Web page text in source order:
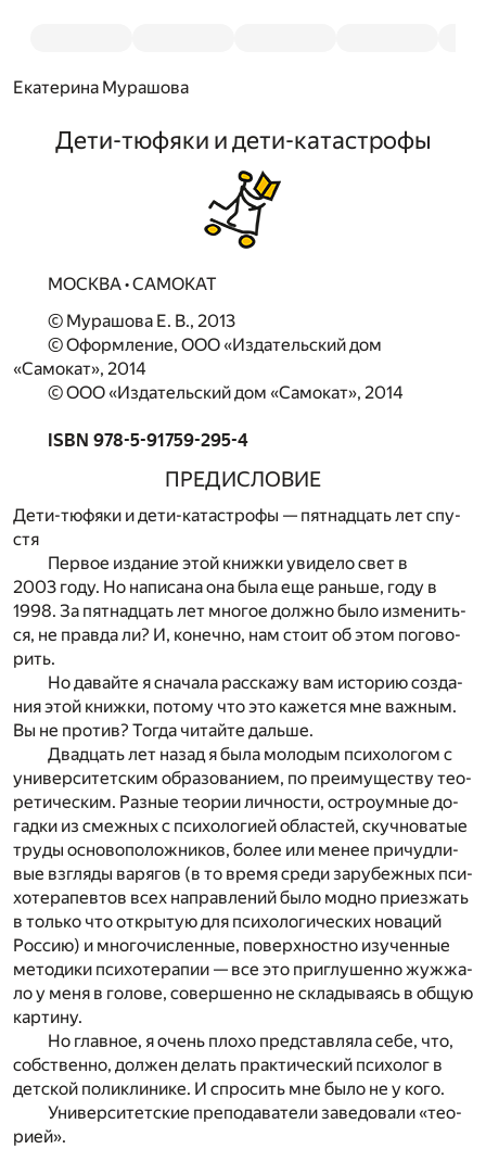
Екатерина Мурашова
Дети-тюфяки и дети-катастрофы
МОСКВА • САМОКАТ
© Мурашова Е. В., 2013
© Оформление, ООО «Издательский дом
«Самокат», 2014
© ООО «Издательский дом «Самокат», 2014
ISBN 978-5-91759-295-4
ПРЕ­ДИ­СЛО­ВИЕ
Дети-тю­фя­ки и дети-ка­та­стро­фы — пят­на­дцать лет спу­
стя
Пер­вое из­да­ние этой книж­ки уви­де­ло свет в
2003 году. Но на­пи­са­на она была еще рань­ше, году в
1998. За пят­на­дцать лет мно­гое долж­но было из­ме­нить­
ся, не прав­да ли? И, ко­неч­но, нам сто­ит об этом по­го­во­
рить.
Но да­вай­те я сна­ча­ла рас­ска­жу вам ис­то­рию со­зда­
ния этой книж­ки, по­то­му что это ка­жет­ся мне важ­ным.
Вы не про­тив? То­гда чи­тай­те даль­ше.
Два­дцать лет на­зад я была мо­ло­дым пси­хо­ло­гом с
уни­вер­си­тет­ским об­ра­зо­ва­ни­ем, по пре­иму­ще­ству те­о­
ре­ти­че­ским. Раз­ные те­о­рии лич­но­сти, остро­ум­ные до­
гад­ки из смеж­ных с пси­хо­ло­ги­ей об­ла­стей, скуч­но­ва­тые
тру­ды осно­во­по­лож­ни­ков, бо­лее или ме­нее при­чуд­ли­
вые взгля­ды ва­ря­гов (в то вре­мя сре­ди за­ру­беж­ных пси­
хо­те­ра­пев­тов всех на­прав­ле­ний было мод­но при­ез­жать
в толь­ко что от­кры­тую для пси­хо­ло­ги­че­ских но­ва­ций
Рос­сию) и мно­го­чис­лен­ные, по­верх­ност­но изу­чен­ные
ме­то­ди­ки пси­хо­те­ра­пии — все это при­глу­шен­но жуж­жа­
ло у меня в го­ло­ве, со­вер­шен­но не скла­ды­ва­ясь в об­щую
кар­ти­ну.
Но глав­ное, я очень пло­хо пред­став­ля­ла себе, что,
соб­ствен­но, дол­жен де­лать прак­ти­че­ский пси­хо­лог в
дет­ской по­ли­кли­ни­ке. И спро­сить мне было не у кого.
Уни­вер­си­тет­ские пре­по­да­ва­те­ли за­ве­до­ва­ли «те­о­
ри­ей».